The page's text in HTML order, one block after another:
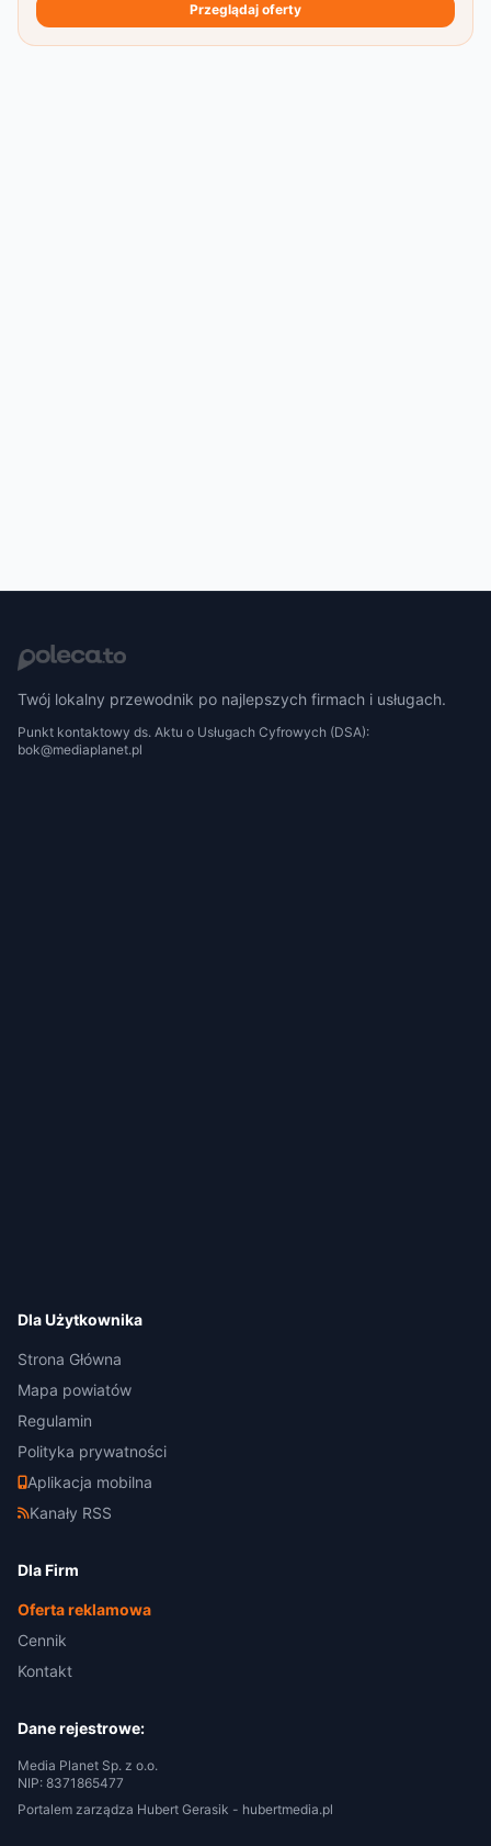
Przeglądaj oferty
Twój lokalny przewodnik po najlepszych firmach i usługach.
Punkt kontaktowy ds. Aktu o Usługach Cyfrowych (DSA):
bok@mediaplanet.pl
Dla Użytkownika
Strona Główna
Mapa powiatów
Regulamin
Polityka prywatności
Aplikacja mobilna
Kanały RSS
Dla Firm
Oferta reklamowa
Cennik
Kontakt
Dane rejestrowe:
Media Planet Sp. z o.o.
NIP: 8371865477
Portalem zarządza Hubert Gerasik - hubertmedia.pl